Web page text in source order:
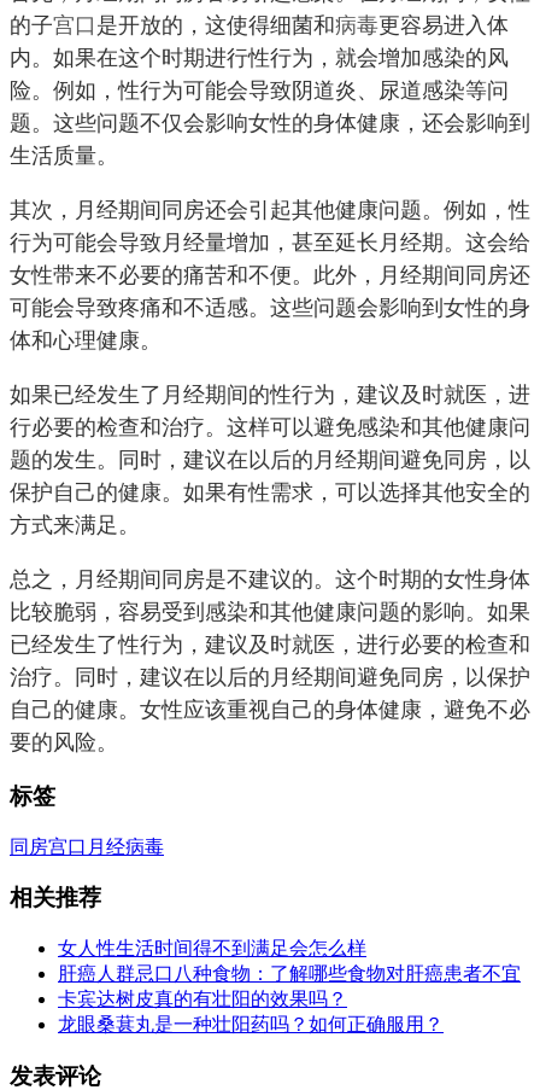
的子宫口是开放的，这使得细菌和病毒更容易进入体
内。如果在这个时期进行性行为，就会增加感染的风
险。例如，性行为可能会导致阴道炎、尿道感染等问
题。这些问题不仅会影响女性的身体健康，还会影响到
生活质量。
其次，月经期间同房还会引起其他健康问题。例如，性
行为可能会导致月经量增加，甚至延长月经期。这会给
女性带来不必要的痛苦和不便。此外，月经期间同房还
可能会导致疼痛和不适感。这些问题会影响到女性的身
体和心理健康。
如果已经发生了月经期间的性行为，建议及时就医，进
行必要的检查和治疗。这样可以避免感染和其他健康问
题的发生。同时，建议在以后的月经期间避免同房，以
保护自己的健康。如果有性需求，可以选择其他安全的
方式来满足。
总之，月经期间同房是不建议的。这个时期的女性身体
比较脆弱，容易受到感染和其他健康问题的影响。如果
已经发生了性行为，建议及时就医，进行必要的检查和
治疗。同时，建议在以后的月经期间避免同房，以保护
自己的健康。女性应该重视自己的身体健康，避免不必
要的风险。
标签
同房宫口 月经病毒
相关推荐
女人性生活时间得不到满足会怎么样
肝癌人群忌口八种食物：了解哪些食物对肝癌患者不宜
卡宾达树皮真的有壮阳的效果吗？
龙眼桑葚丸是一种壮阳药吗？如何正确服用？
发表评论